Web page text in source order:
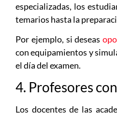
especializadas, los
temarios hasta la
Por ejemplo, si deseas
con equipamientos y
el día del examen.
4. Profesores
Los docentes de las